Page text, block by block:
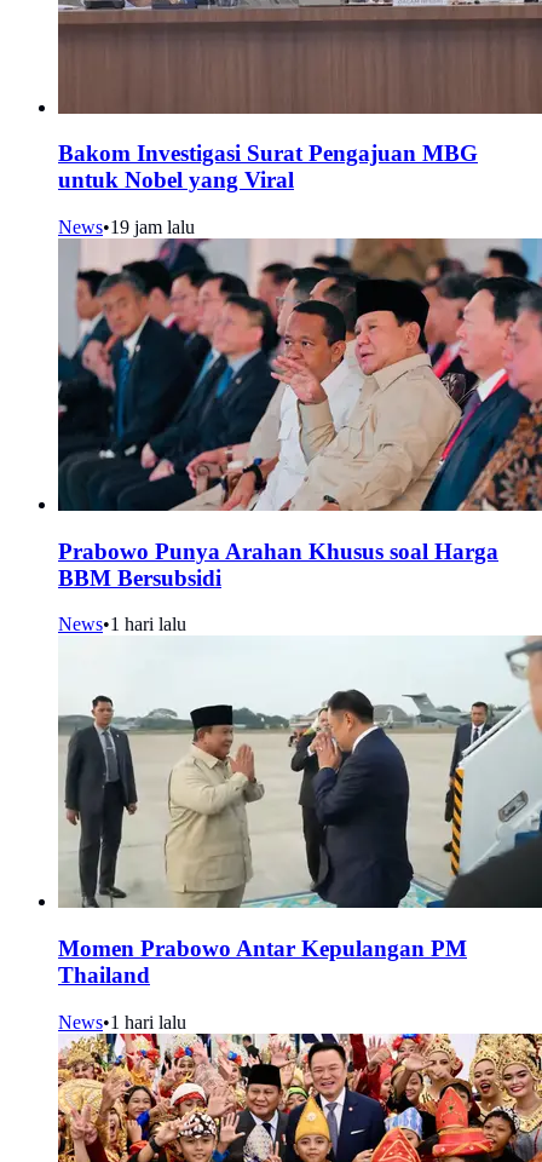
Bakom Investigasi Surat Pengajuan MBG
untuk Nobel yang Viral
News•19 jam lalu
Prabowo Punya Arahan Khusus soal Harga
BBM Bersubsidi
News•1 hari lalu
Momen Prabowo Antar Kepulangan PM
Thailand
News•1 hari lalu